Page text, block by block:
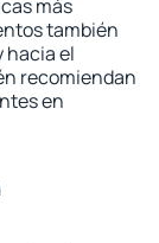
más
también
hacia el
recomiendan
en